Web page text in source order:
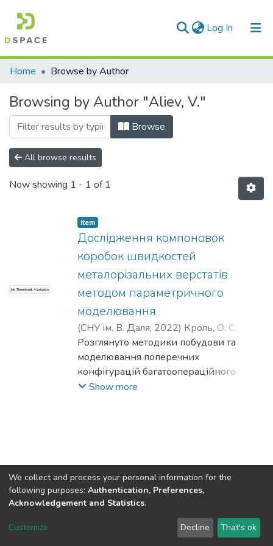
Log In (current)
Communities & Collections
All of DSpace
Home Browse by Author
Browsing by Author "Aliev, V."
Browse
All browse results
Now showing 1 - 1 of 1
No Thumbnail Available
Item
Дослідження компоновок
коробок швидкостей
металорізальних верстатів
методом параметричного
моделювання.
(СНУ ім. В. Даля, 2022) Кроль, О. С.;
Алієв, В. E.; Krol, O.;Aliev, V.
Розглянуто методики побудови та
моделювання поперечних
конфігурацій багатоопераційного
токарно-гвинторізного верстата за
(редуктора) як двокритеріальну
оптимізаційну задачу. Існують два
основних критерії ефективності
конструкційного завдання для
поперечної компоновки: 1)
Show more
Dspace & Volodymyr Dahl East Ukrainian National University
LYRASIS
Send Feedback
We collect and process your personal information for the
following purposes: Authentication, Preferences,
Acknowledgement and Statistics.
Customize Decline That's ok